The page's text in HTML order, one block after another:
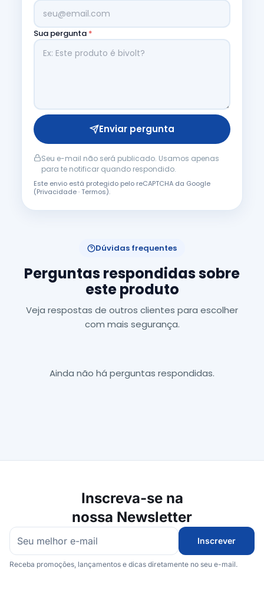
Sua pergunta *
Enviar pergunta
Seu e-mail não será publicado. Usamos apenas
para te notificar quando respondido.
Este envio está protegido pelo reCAPTCHA da Google
(Privacidade·Termos).
Dúvidas frequentes
Perguntas respondidas sobre
este produto
Veja respostas de outros clientes para escolher
com mais segurança.
Ainda não há perguntas respondidas.
Inscreva-se na
nossa Newsletter
Inscrever
Receba promoções, lançamentos e dicas diretamente no seu e-mail.